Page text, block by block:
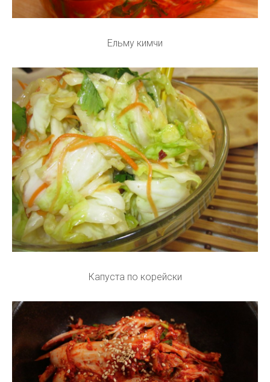
Ельму кимчи
Капуста по корейски